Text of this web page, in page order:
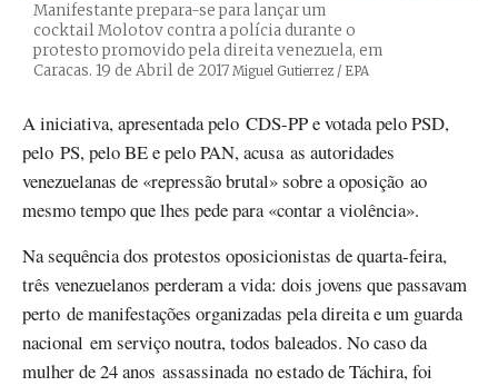
Manifestante prepara-se para lançar um
cocktail Molotov contra a polícia durante o
protesto promovido pela direita venezuela, em
Caracas. 19 de Abril de 2017 Créditos
Miguel Gutierrez / EPA
A iniciativa, apresentada pelo CDS-PP e votada pelo PSD,
pelo PS, pelo BE e pelo PAN, acusa as autoridades
venezuelanas de «repressão brutal» sobre a oposição ao
mesmo tempo que lhes pede para «contar a violência».
Na sequência dos protestos oposicionistas de quarta-feira,
três venezuelanos perderam a vida: dois jovens que passavam
perto de manifestações organizadas pela direita e um guarda
nacional em serviço noutra, todos baleados. No caso da
mulher de 24 anos assassinada no estado de Táchira, foi